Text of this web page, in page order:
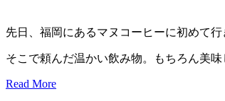
先日、福岡にあるマヌコーヒーに初めて行
そこで頼んだ温かい飲み物。もちろん美
Read More